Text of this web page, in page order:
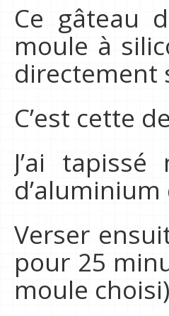
Ce gâteau
moule à
directement
C’est cette
J’ai
Verser
pour 25
moule